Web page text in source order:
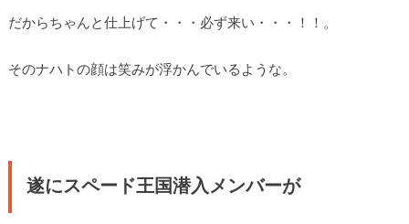
だからちゃんと仕上げて・・・必ず来い・・・！！。
そのナハトの顔は笑みが浮かんでいるような。
遂にスペード王国潜入メンバーが